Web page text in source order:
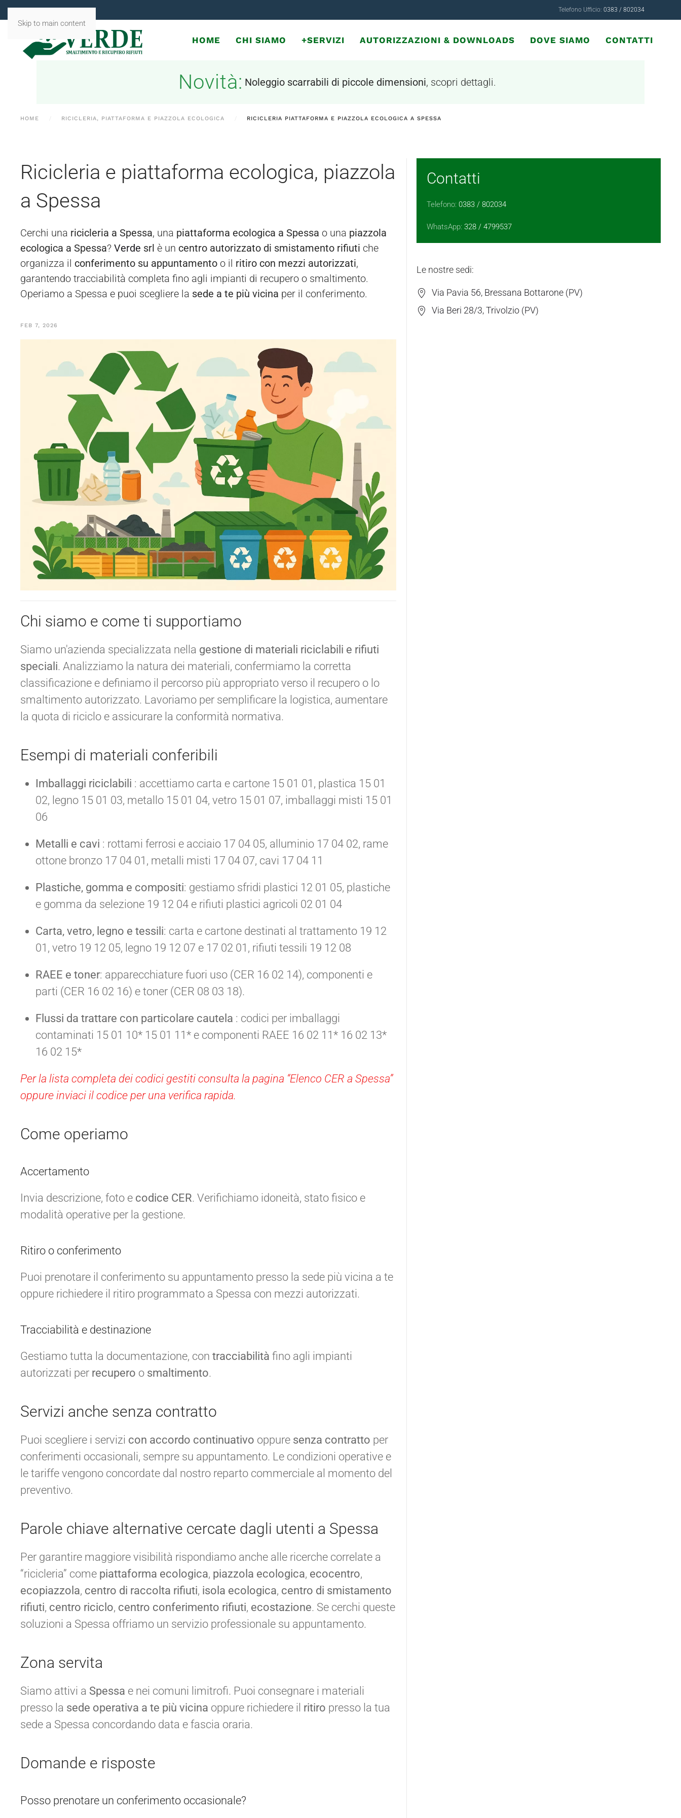
Skip to main content
Telefono Ufficio: 0383 / 802034
HOME CHI SIAMO +SERVIZI AUTORIZZAZIONI & DOWNLOADS DOVE SIAMO CONTATTI
Novità: Noleggio scarrabili di piccole dimensioni, scopri dettagli.
HOME RICICLERIA, PIATTAFORMA E PIAZZOLA ECOLOGICA RICICLERIA PIATTAFORMA E PIAZZOLA ECOLOGICA A SPESSA
Ricicleria e piattaforma ecologica, piazzola
a Spessa
Cerchi una ricicleria a Spessa, una piattaforma ecologica a Spessa o una piazzola
ecologica a Spessa? Verde srl è un centro autorizzato di smistamento rifiuti che
organizza il conferimento su appuntamento o il ritiro con mezzi autorizzati,
garantendo tracciabilità completa fino agli impianti di recupero o smaltimento.
Operiamo a Spessa e puoi scegliere la sede a te più vicina per il conferimento.
FEB 7, 2026
Chi siamo e come ti supportiamo
Siamo un'azienda specializzata nella gestione di materiali riciclabili e rifiuti
speciali. Analizziamo la natura dei materiali, confermiamo la corretta
classificazione e definiamo il percorso più appropriato verso il recupero o lo
smaltimento autorizzato. Lavoriamo per semplificare la logistica, aumentare
la quota di riciclo e assicurare la conformità normativa.
Esempi di materiali conferibili
Imballaggi riciclabili : accettiamo carta e cartone 15 01 01, plastica 15 01
02, legno 15 01 03, metallo 15 01 04, vetro 15 01 07, imballaggi misti 15 01
06
Metalli e cavi : rottami ferrosi e acciaio 17 04 05, alluminio 17 04 02, rame
ottone bronzo 17 04 01, metalli misti 17 04 07, cavi 17 04 11
Plastiche, gomma e compositi: gestiamo sfridi plastici 12 01 05, plastiche
e gomma da selezione 19 12 04 e rifiuti plastici agricoli 02 01 04
Carta, vetro, legno e tessili: carta e cartone destinati al trattamento 19 12
01, vetro 19 12 05, legno 19 12 07 e 17 02 01, rifiuti tessili 19 12 08
RAEE e toner: apparecchiature fuori uso (CER 16 02 14), componenti e
parti (CER 16 02 16) e toner (CER 08 03 18).
Flussi da trattare con particolare cautela : codici per imballaggi
contaminati 15 01 10* 15 01 11* e componenti RAEE 16 02 11* 16 02 13*
16 02 15*
Per la lista completa dei codici gestiti consulta la pagina “Elenco CER a Spessa”
oppure inviaci il codice per una verifica rapida.
Come operiamo
Accertamento
Invia descrizione, foto e codice CER. Verifichiamo idoneità, stato fisico e
modalità operative per la gestione.
Ritiro o conferimento
Puoi prenotare il conferimento su appuntamento presso la sede più vicina a te
oppure richiedere il ritiro programmato a Spessa con mezzi autorizzati.
Tracciabilità e destinazione
Gestiamo tutta la documentazione, con tracciabilità fino agli impianti
autorizzati per recupero o smaltimento.
Servizi anche senza contratto
Puoi scegliere i servizi con accordo continuativo oppure senza contratto per
conferimenti occasionali, sempre su appuntamento. Le condizioni operative e
le tariffe vengono concordate dal nostro reparto commerciale al momento del
preventivo.
Parole chiave alternative cercate dagli utenti a Spessa
Per garantire maggiore visibilità rispondiamo anche alle ricerche correlate a
“ricicleria” come piattaforma ecologica, piazzola ecologica, ecocentro,
ecopiazzola, centro di raccolta rifiuti, isola ecologica, centro di smistamento
rifiuti, centro riciclo, centro conferimento rifiuti, ecostazione. Se cerchi queste
soluzioni a Spessa offriamo un servizio professionale su appuntamento.
Zona servita
Siamo attivi a Spessa e nei comuni limitrofi. Puoi consegnare i materiali
presso la sede operativa a te più vicina oppure richiedere il ritiro presso la tua
sede a Spessa concordando data e fascia oraria.
Domande e risposte
Posso prenotare un conferimento occasionale?
Contatti
Telefono:0383 / 802034
WhatsApp: 328 / 4799537
Le nostre sedi:
Via Pavia 56, Bressana Bottarone (PV)
Via Beri 28/3, Trivolzio (PV)